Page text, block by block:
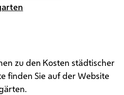
zu den Kosten städtischer
finden Sie auf der Website